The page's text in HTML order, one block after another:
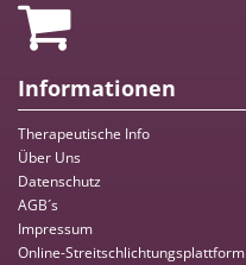
Informationen
Therapeutische Info
Über Uns
Datenschutz
AGB´s
Impressum
Online-Streitschlichtungsplattform